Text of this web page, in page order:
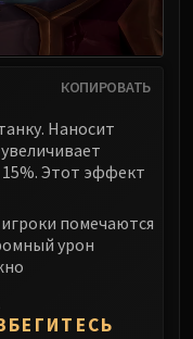
КОПИРОВАТЬ
Наносит
Этот эффект
помечаются
урон